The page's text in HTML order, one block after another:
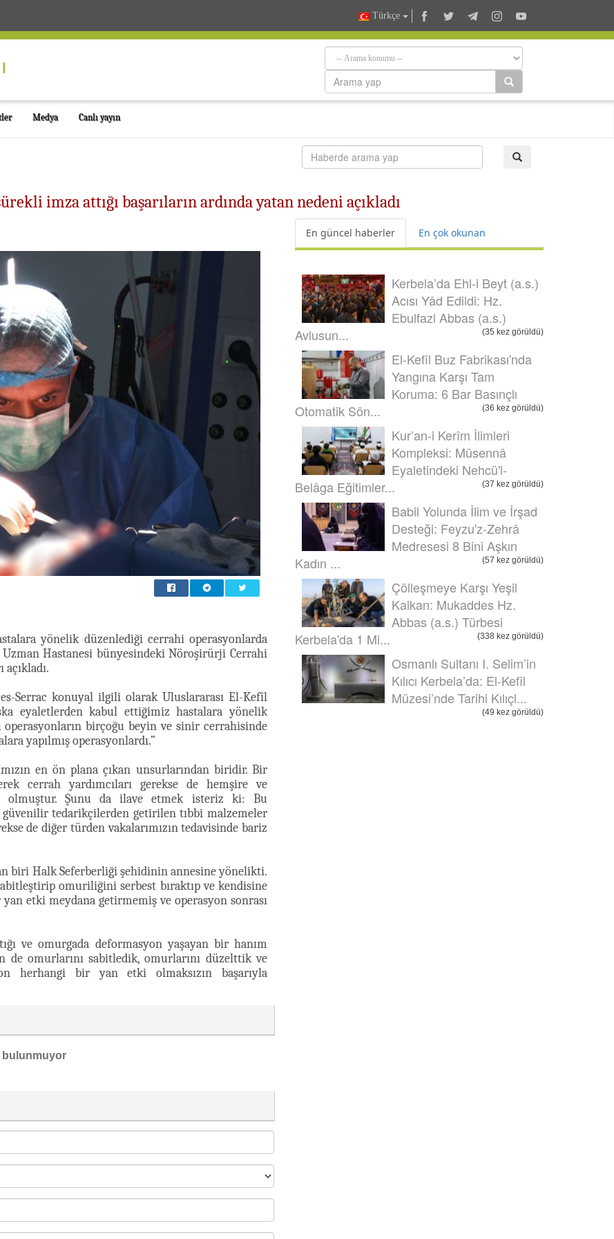
Türkçe
Medya Canlı yayın
imza attığı başarıların ardında yatan nedeni açıkladı
yönelik düzenlediği cerrahi operasyonlarda
Hastanesi bünyesindeki Nöroşirürji Cerrahi
açıkladı.
Serrac konuyal ilgili olarak Uluslararası El-Kefîl
eyaletlerden kabul ettiğimiz hastalara yönelik
operasyonların birçoğu beyin ve sinir cerrahisinde
yapılmış operasyonlardı.”
en ön plana çıkan unsurlarından biridir. Bir
cerrah yardımcıları gerekse de hemşire ve
olmuştur. Şunu da ilave etmek isteriz ki: Bu
güvenilir tedarikçilerden getirilen tıbbi malzemeler
de diğer türden vakalarımızın tedavisinde bariz
biri Halk Seferberliği şehidinin annesine yönelikti.
omuriliğini serbest bıraktıp ve kendisine
etki meydana getirmemiş ve operasyon sonrası
ve omurgada deformasyon yaşayan bir hanım
de omurlarını sabitledik, omurlarını düzelttik ve
herhangi bir yan etki olmaksızın başarıyla
bulunmuyor
En güncel haberler En çok okunan
Kerbela’da Ehl-i Beyt (a.s.)
Acısı Yâd Edildi: Hz.
Ebulfazl Abbas (a.s.)
Avlusun...
(35 kez görüldü)
El-Kefîl Buz Fabrikası'nda
Yangına Karşı Tam
Koruma: 6 Bar Basınçlı
Otomatik Sön...
(36 kez görüldü)
Kur’an-i Kerîm İlimleri
Kompleksi: Müsennâ
Eyaletindeki Nehcü'l-
Belâga Eğitimler...
(37 kez görüldü)
Babil Yolunda İlim ve İrşad
Desteği: Feyzu'z-Zehrâ
Medresesi 8 Bini Aşkın
Kadın ...
(57 kez görüldü)
Çölleşmeye Karşı Yeşil
Kalkan: Mukaddes Hz.
Abbas (a.s.) Türbesi
Kerbela'da 1 Mi...
(338 kez görüldü)
Osmanlı Sultanı I. Selim’in
Kılıcı Kerbela’da: El-Kefîl
Müzesi’nde Tarihi Kılıçl...
(49 kez görüldü)